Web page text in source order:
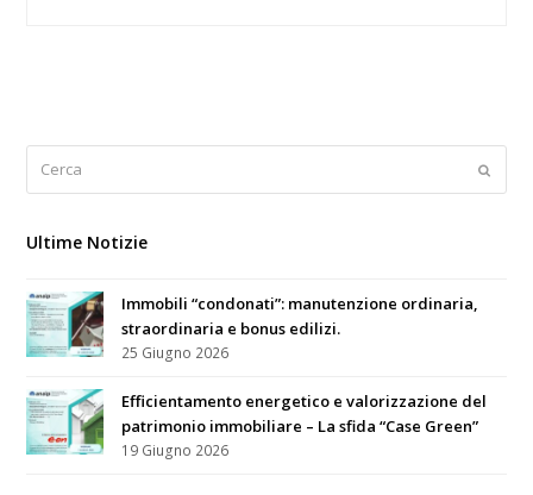
Ultime Notizie
Immobili “condonati”: manutenzione ordinaria,
straordinaria e bonus edilizi.
25 Giugno 2026
Efficientamento energetico e valorizzazione del
patrimonio immobiliare – La sfida “Case Green”
19 Giugno 2026